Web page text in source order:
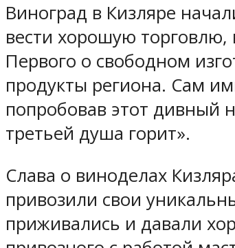
Виноград в Кизляре
вести хорошую торговлю,
Первого о свободном
продукты региона. Сам
попробовав этот дивный
третьей душа горит».
Слава о виноделах
привозили свои
приживались и давали